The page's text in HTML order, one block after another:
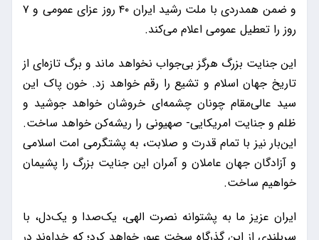
و ضمن همدردی با ملت رشید ایران ۴۰ روز عزای عمومی و ۷
روز را تعطیل عمومی اعلام می‌کند.
این جنایت بزرگ هرگز بی‌جواب نخواهد ماند و برگ تازه‌ای از
تاریخ جهان اسلام و تشیع را رقم خواهد زد. خون پاک این
سید عالی‌مقام چونان چشمه‌ای خروشان خواهد جوشید و
ظلم و جنایت امریکایی- صهیونی را ریشه‌کن خواهد ساخت.
این‌بار نیز با تمام قدرت و صلابت، به پشتگرمی امت اسلامی
و آزادگان جهان عاملان و آمران این جنایت بزرگ را پشیمان
خواهیم ساخت.
ایران عزیز ما به پشتوانه نصرت الهی، یک‌صدا و یک‌دل، با